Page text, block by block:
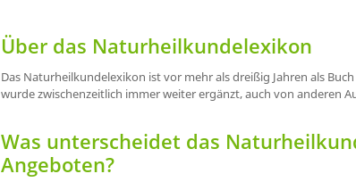
Über das Naturheilkundelexikon
Das Naturheilkundelexikon ist vor mehr als dreißig Jahren als
wurde zwischenzeitlich immer weiter ergänzt, auch von anderen
Was unterscheidet das
Angeboten?